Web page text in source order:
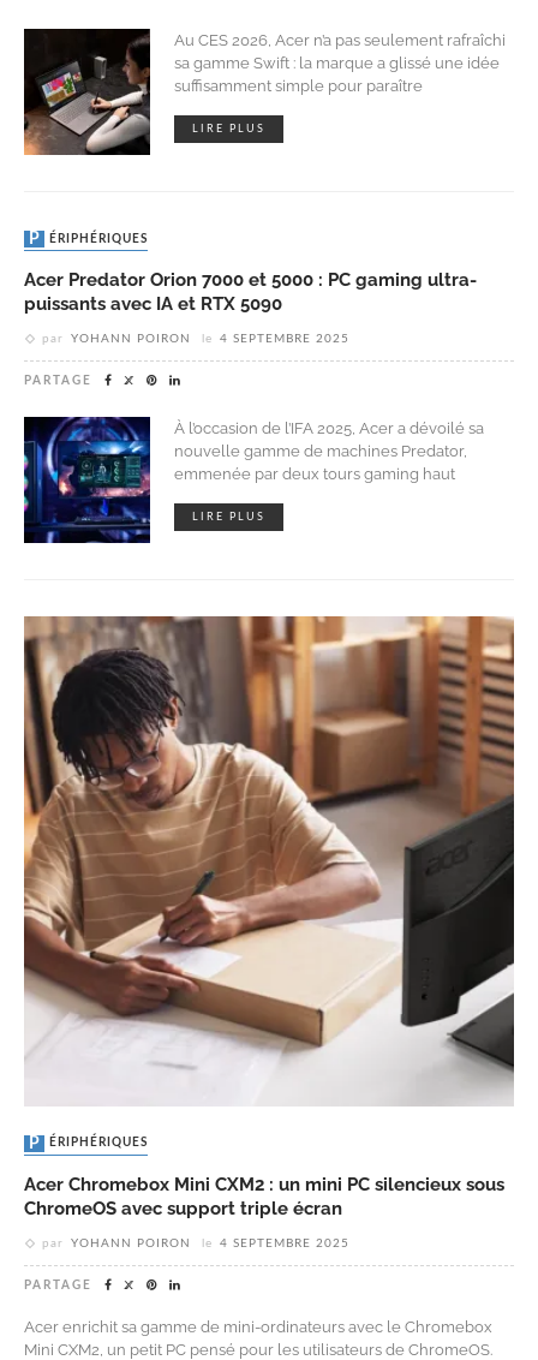
Au CES 2026, Acer n’a pas seulement rafraîchi
sa gamme Swift : la marque a glissé une idée
suffisamment simple pour paraître
LIRE PLUS
PÉRIPHÉRIQUES
Acer Predator Orion 7000 et 5000 : PC gaming ultra-
puissants avec IA et RTX 5090
par YOHANN POIRON le 4 SEPTEMBRE 2025
PARTAGE
À l’occasion de l’IFA 2025, Acer a dévoilé sa
nouvelle gamme de machines Predator,
emmenée par deux tours gaming haut
LIRE PLUS
PÉRIPHÉRIQUES
Acer Chromebox Mini CXM2 : un mini PC silencieux sous
ChromeOS avec support triple écran
par YOHANN POIRON le 4 SEPTEMBRE 2025
PARTAGE
Acer enrichit sa gamme de mini-ordinateurs avec le Chromebox
Mini CXM2, un petit PC pensé pour les utilisateurs de ChromeOS.